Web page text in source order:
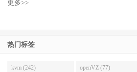
更多>>
热门标签
kvm (242) openVZ (77)